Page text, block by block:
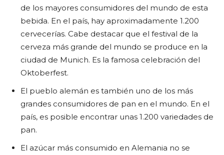
de los mayores consumidores del mundo de esta
bebida. En el país, hay aproximadamente 1.200
cervecerías. Cabe destacar que el festival de la
cerveza más grande del mundo se produce en la
ciudad de Munich. Es la famosa celebración del
Oktoberfest.
El pueblo alemán es también uno de los más
grandes consumidores de pan en el mundo. En el
país, es posible encontrar unas 1.200 variedades de
pan.
El azúcar más consumido en Alemania no se